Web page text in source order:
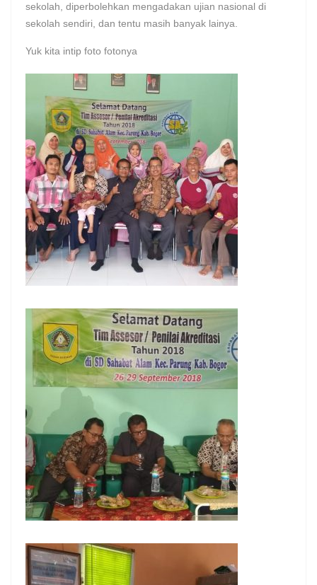
sekolah, diperbolehkan mengadakan ujian nasional di
sekolah sendiri, dan tentu masih banyak lainya.
Yuk kita intip foto fotonya